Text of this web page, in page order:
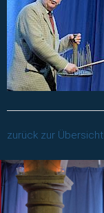
zurück zur Übersicht